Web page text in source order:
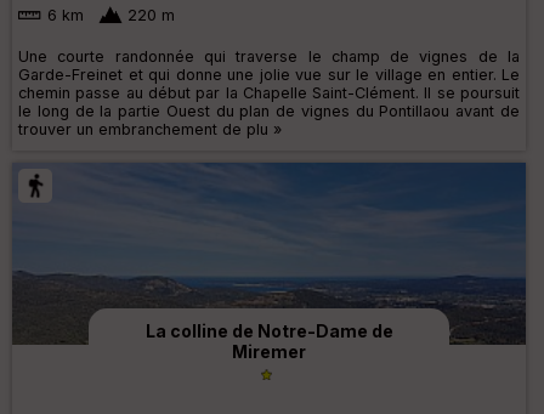
6 km 220 m
Une courte randonnée qui traverse le champ de vignes de la
Garde-Freinet et qui donne une jolie vue sur le village en entier. Le
chemin passe au début par la Chapelle Saint-Clément. Il se poursuit
le long de la partie Ouest du plan de vignes du Pontillaou avant de
trouver un embranchement de plu »
La colline de Notre-Dame de
Miremer